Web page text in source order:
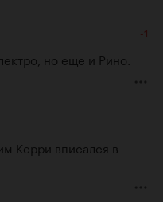
-1
но еще и Рино.
Керри вписался в